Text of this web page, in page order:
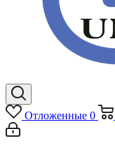
Отложенные 0